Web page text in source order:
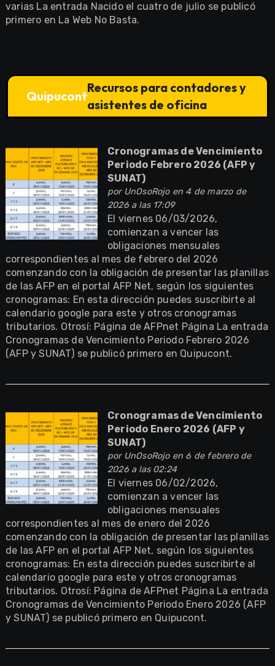
varias La entrada Nacido el cuatro de julio se publicó
primero en La Web No Basta.
Quipucont
Recursos para contadores y
asistentes de oficina
Cronogramas de Vencimiento
Periodo Febrero 2026 (AFP y
SUNAT)
por UnOsoRojoen 4 de marzo de
2026 a las 17:09
El viernes 06/03/2026,
comienzan a vencer las
obligaciones mensuales
correspondientes al mes de febrero del 2026
comenzando con la obligación de presentar las planillas
de las AFP en el portal AFP Net, según los siguientes
cronogramas: En esta dirección puedes suscribirte al
calendario google para este y otros cronogramas
tributarios. Otrosí: Página de AFPnet Página La entrada
Cronogramas de Vencimiento Periodo Febrero 2026
(AFP y SUNAT) se publicó primero en Quipucont.
Cronogramas de Vencimiento
Periodo Enero 2026 (AFP y
SUNAT)
por UnOsoRojoen 6 de febrero de
2026 a las 02:24
El viernes 06/02/2026,
comienzan a vencer las
obligaciones mensuales
correspondientes al mes de enero del 2026
comenzando con la obligación de presentar las planillas
de las AFP en el portal AFP Net, según los siguientes
cronogramas: En esta dirección puedes suscribirte al
calendario google para este y otros cronogramas
tributarios. Otrosí: Página de AFPnet Página La entrada
Cronogramas de Vencimiento Periodo Enero 2026 (AFP
y SUNAT) se publicó primero en Quipucont.